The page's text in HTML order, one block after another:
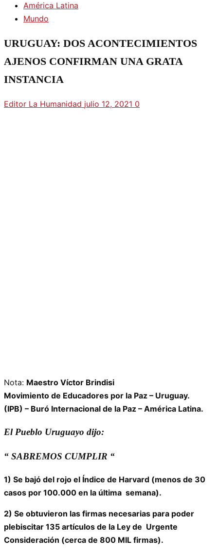
América Latina
Mundo
URUGUAY: DOS ACONTECIMIENTOS
AJENOS CONFIRMAN UNA GRATA
INSTANCIA
Editor La Humanidad julio 12, 2021 0
Nota: Maestro Víctor Brindisi
Movimiento de Educadores por la Paz – Uruguay.
(IPB) – Buró Internacional de la Paz – América Latina.
El Pueblo Uruguayo dijo:
“ SABREMOS CUMPLIR “
1) Se bajó del rojo el Índice de Harvard (menos de 30
casos por 100.000 en la última semana).
2) Se obtuvieron las firmas necesarias para poder
plebiscitar 135 artículos de la Ley de Urgente
Consideración (cerca de 800 MIL firmas).